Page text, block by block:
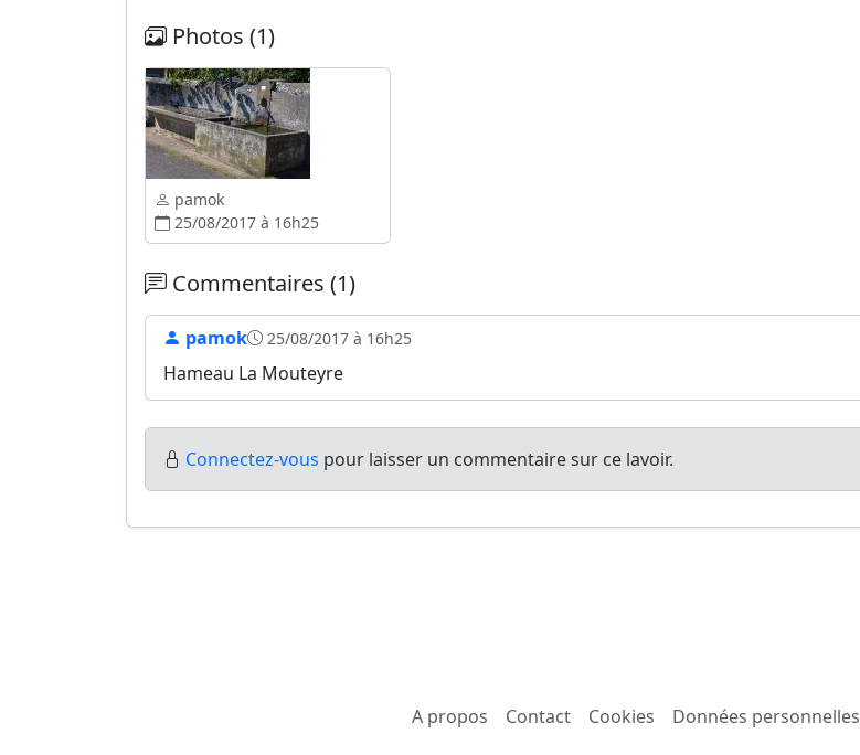
Photos (1)
pamok
25/08/2017 à 16h25
Commentaires (1)
pamok 25/08/2017 à 16h25
Hameau La Mouteyre
Connectez-vous pour laisser un commentaire sur ce lavoir.
A propos Contact Cookies Données personnelles